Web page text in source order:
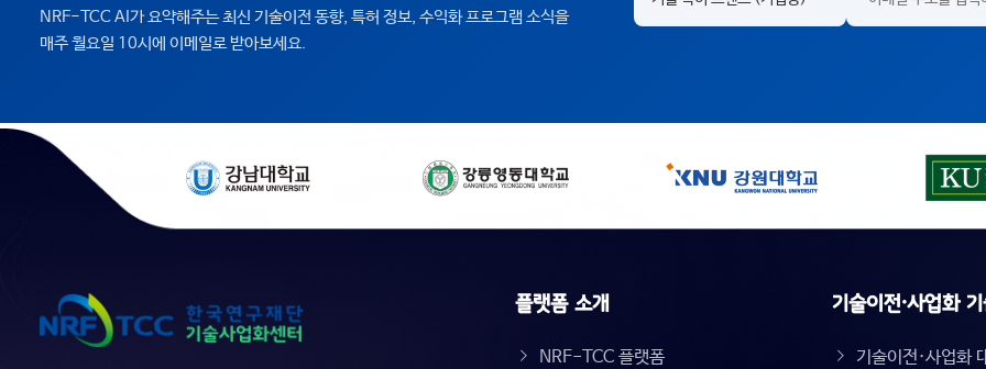
NRF-TCC AI가 요약해주는 최신 기술이전 동향, 특허 정보, 수익화 프로그램 소식을
매주 월요일 10시에 이메일로 받아보세요.
플랫폼 소개
NRF-TCC 플랫폼
기술이전·사업화
기술이전·사업화